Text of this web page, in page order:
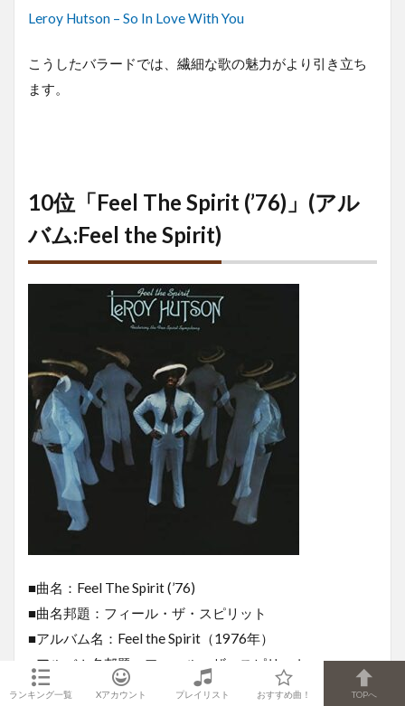
Leroy Hutson – So In Love With You
こうしたバラードでは、繊細な歌の魅力がより引き立ち
ます。
10位「Feel The Spirit (’76)」(アル
バム:Feel the Spirit)
■曲名：Feel The Spirit (’76)
■曲名邦題：フィール・ザ・スピリット
■アルバム名：Feel the Spirit（1976年）
■アルバム名邦題：フィール・ザ・スピリット
■動画リンク：「Feel The Spirit (’76)」
ランキング一覧 Xアカウント プレイリスト おすすめ曲！ TOPへ